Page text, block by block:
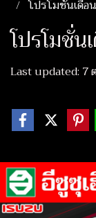
โปรโมชั่นเดือ
โปรโมชั่
Last updated: 7